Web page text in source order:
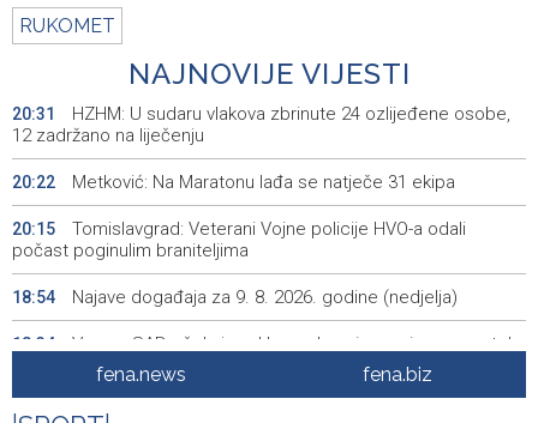
RUKOMET
NAJNOVIJE VIJESTI
20:31
HZHM: U sudaru vlakova zbrinute 24 ozlijeđene osobe,
12 zadržano na liječenju
20:22 Metković: Na Maratonu lađa se natječe 31 ekipa
20:15
Tomislavgrad: Veterani Vojne policije HVO-a odali
počast poginulim braniteljima
18:54 Najave događaja za 9. 8. 2026. godine (nedjelja)
18:34
Vance: SAD očekuje od Irana da osigura siguran protok
nafte kroz Hormuški moreuz
18:21
Iranski šef sigurnosti: Hormuški moreuz će ostati
fena.news fena.biz